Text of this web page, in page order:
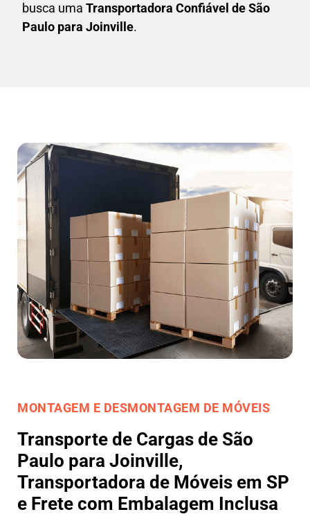
busca uma Transportadora Confiável de São
Paulo para Joinville.
MONTAGEM E DESMONTAGEM DE MÓVEIS
Transporte de Cargas de São
Paulo para Joinville,
Transportadora de Móveis em SP
e Frete com Embalagem Inclusa